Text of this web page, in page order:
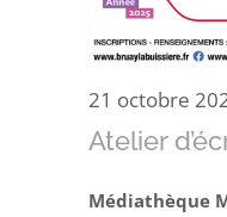
21 octobre
Atelier
Médiathèque